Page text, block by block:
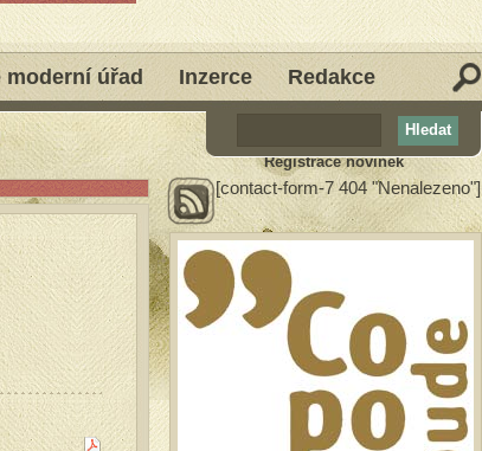
moderní úřad Inzerce Redakce
Registrace novinek
[contact-form-7 404 "Nenalezeno"]